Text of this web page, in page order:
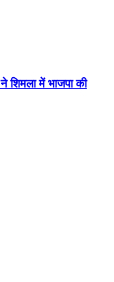
ने शिमला में भाजपा की